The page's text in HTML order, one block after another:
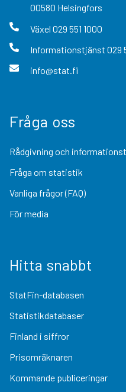
00580 Helsingfors
Växel 029 551 1000
Informationstjänst 029
info@stat.fi
Fråga oss
Rådgivning och
Fråga om statistik
Vanliga frågor (FAQ)
För media
Hitta snabbt
StatFin-databasen
Statistikdatabaser
Finland i siffror
Prisomräknaren
Kommande publiceringar